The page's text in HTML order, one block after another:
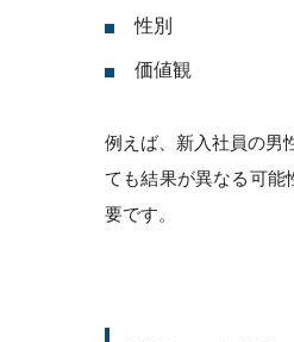
性別
価値観
例えば、新入社員の男
ても結果が異なる可能
要です。